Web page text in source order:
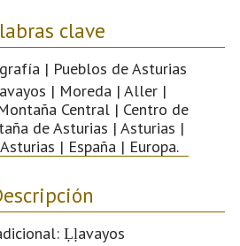
clave
| Pueblos de Asturias
| Moreda | Aller |
Central | Centro de
de Asturias | Asturias |
| España | Europa.
Ḷḷavayos